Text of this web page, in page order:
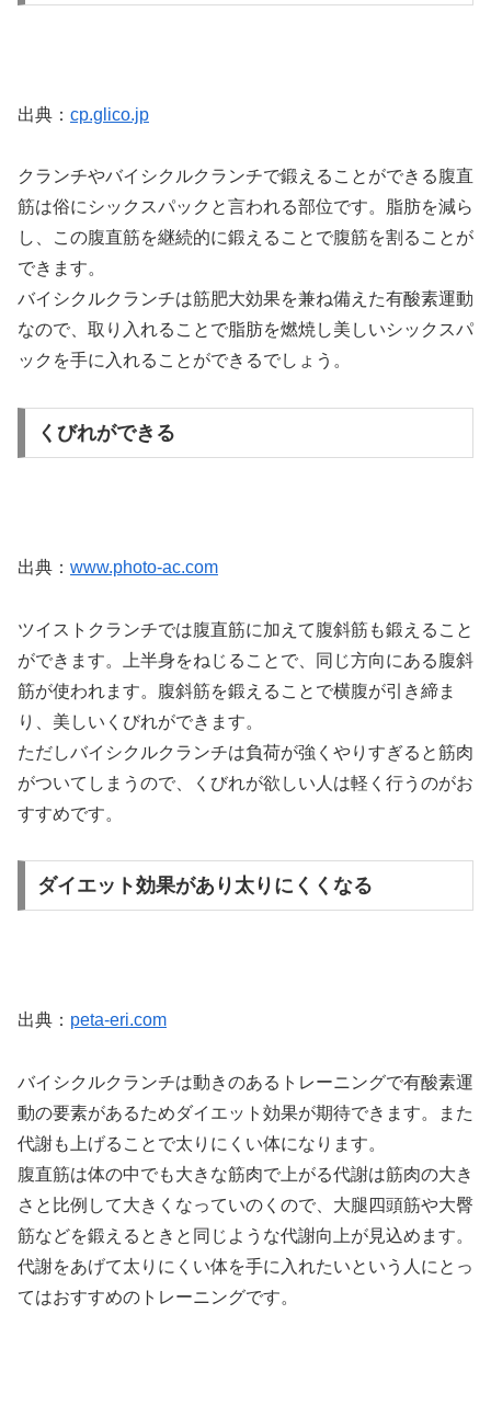
出典： cp.glico.jp
クランチやバイシクルクランチで鍛えることができる腹直
筋は俗にシックスパックと言われる部位です。脂肪を減ら
し、この腹直筋を継続的に鍛えることで腹筋を割ることが
できます。
バイシクルクランチは筋肥大効果を兼ね備えた有酸素運動
なので、取り入れることで脂肪を燃焼し美しいシックスパ
ックを手に入れることができるでしょう。
くびれができる
出典： www.photo-ac.com
ツイストクランチでは腹直筋に加えて腹斜筋も鍛えること
ができます。上半身をねじることで、同じ方向にある腹斜
筋が使われます。腹斜筋を鍛えることで横腹が引き締ま
り、美しいくびれができます。
ただしバイシクルクランチは負荷が強くやりすぎると筋肉
がついてしまうので、くびれが欲しい人は軽く行うのがお
すすめです。
ダイエット効果があり太りにくくなる
出典： peta-eri.com
バイシクルクランチは動きのあるトレーニングで有酸素運
動の要素があるためダイエット効果が期待できます。また
代謝も上げることで太りにくい体になります。
腹直筋は体の中でも大きな筋肉で上がる代謝は筋肉の大き
さと比例して大きくなっていのくので、大腿四頭筋や大臀
筋などを鍛えるときと同じような代謝向上が見込めます。
代謝をあげて太りにくい体を手に入れたいという人にとっ
てはおすすめのトレーニングです。